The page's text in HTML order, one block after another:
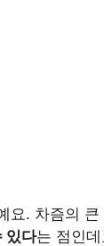
요. 차즘의 큰
있다는 점인